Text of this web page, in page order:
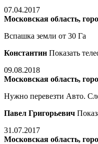
07.04.2017
Московская область,
Вспашка земли от 30 Га
Константин Показать
09.08.2018
Московская область,
Нужно перевезти Авто.
Павел Григорьевич
31.07.2017
Московская область,